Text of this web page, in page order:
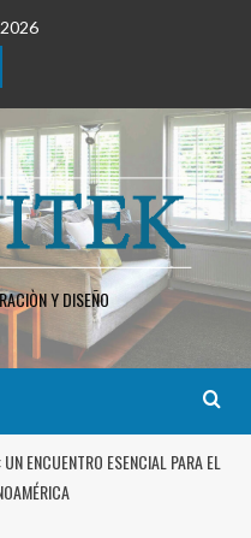
Y DISEÑO
ENCUENTRO ESENCIAL PARA EL